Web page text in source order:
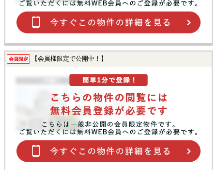
会員限定 【会員様限定で公開中！】